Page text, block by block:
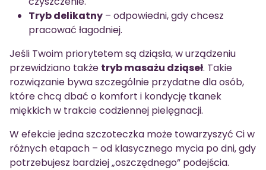
Tryb delikatny – odpowiedni, gdy chcesz
pracować łagodniej.
Jeśli Twoim priorytetem są dziąsła, w urządzeniu
przewidziano także tryb masażu dziąseł. Takie
rozwiązanie bywa szczególnie przydatne dla osób,
które chcą dbać o komfort i kondycję tkanek
miękkich w trakcie codziennej pielęgnacji.
W efekcie jedna szczoteczka może towarzyszyć Ci w
różnych etapach – od klasycznego mycia po dni, gdy
potrzebujesz bardziej „oszczędnego” podejścia.